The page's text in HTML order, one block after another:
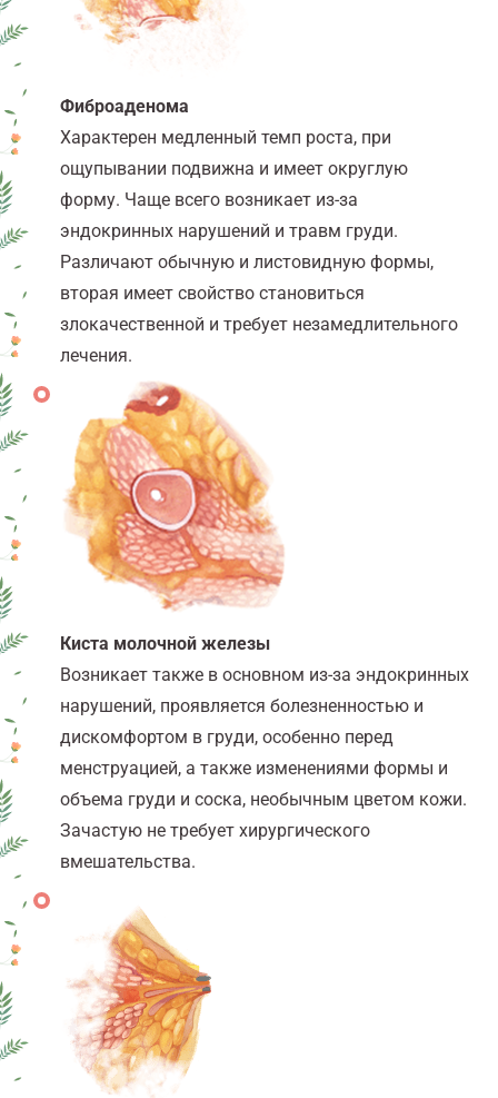
Фиброаденома
Характерен медленный темп роста, при
ощупывании подвижна и имеет округлую
форму. Чаще всего возникает из-за
эндокринных нарушений и травм груди.
Различают обычную и листовидную формы,
вторая имеет свойство становиться
злокачественной и требует незамедлительного
лечения.
Киста молочной железы
Возникает также в основном из-за эндокринных
нарушений, проявляется болезненностью и
дискомфортом в груди, особенно перед
менструацией, а также изменениями формы и
объема груди и соска, необычным цветом кожи.
Зачастую не требует хирургического
вмешательства.